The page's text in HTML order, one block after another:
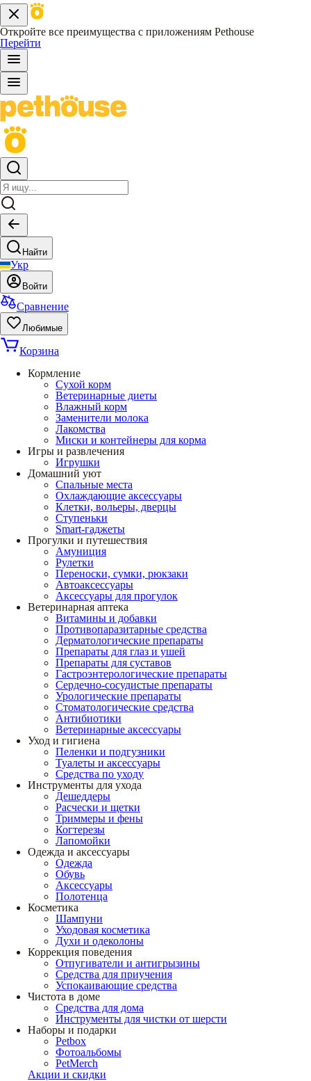
Откройте все преимущества с приложениям Pethouse
Перейти
Найти
Укр
Войти
Сравнение
Любимые
Корзина
Кормление
Сухой корм
Ветеринарные диеты
Влажный корм
Заменители молока
Лакомства
Миски и контейнеры для корма
Игры и развлечения
Игрушки
Домашний уют
Спальные места
Охлаждающие аксессуары
Клетки, вольеры, дверцы
Ступеньки
Smart-гаджеты
Прогулки и путешествия
Амуниция
Рулетки
Переноски, сумки, рюкзаки
Автоаксессуары
Аксессуары для прогулок
Ветеринарная аптека
Витамины и добавки
Противопаразитарные средства
Дерматологические препараты
Препараты для глаз и ушей
Препараты для суставов
Гастроэнтерологические препараты
Сердечно-сосудистые препараты
Урологические препараты
Стоматологические средства
Антибиотики
Ветеринарные аксессуары
Уход и гигиена
Пеленки и подгузники
Туалеты и аксессуары
Средства по уходу
Инструменты для ухода
Дешеддеры
Расчески и щетки
Триммеры и фены
Когтерезы
Лапомойки
Одежда и аксессуары
Одежда
Обувь
Аксессуары
Полотенца
Косметика
Шампуни
Уходовая косметика
Духи и одеколоны
Коррекция поведения
Отпугиватели и антигрызины
Средства для приучения
Успокаивающие средства
Чистота в доме
Средства для дома
Инструменты для чистки от шерсти
Наборы и подарки
Petbox
Фотоальбомы
PetMerch
Акции и скидки